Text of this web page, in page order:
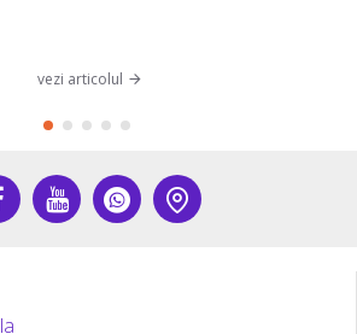
vezi articolul